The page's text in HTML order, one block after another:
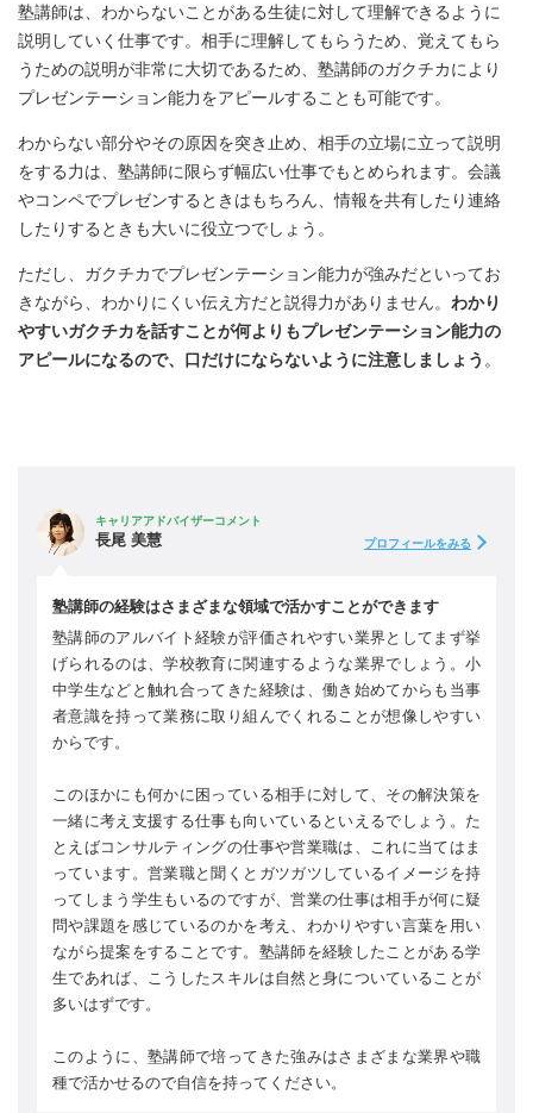
塾講師は、わからないことがある生徒に対して理解できるように
説明していく仕事です。相手に理解してもらうため、覚えてもら
うための説明が非常に大切であるため、塾講師のガクチカにより
プレゼンテーション能力をアピールすることも可能です。
わからない部分やその原因を突き止め、相手の立場に立って説明
をする力は、塾講師に限らず幅広い仕事でもとめられます。会議
やコンペでプレゼンするときはもちろん、情報を共有したり連絡
したりするときも大いに役立つでしょう。
ただし、ガクチカでプレゼンテーション能力が強みだといってお
きながら、わかりにくい伝え方だと説得力がありません。 わかり
やすいガクチカを話すことが何よりもプレゼンテーション能力の
アピールになるので、口だけにならないように注意しましょう 。
キャリアアドバイザーコメント
長尾 美慧 プロフィールをみる
塾講師の経験はさまざまな領域で活かすことができます
塾講師のアルバイト経験が評価されやすい業界としてまず挙
げられるのは、学校教育に関連するような業界でしょう。小
中学生などと触れ合ってきた経験は、働き始めてからも当事
者意識を持って業務に取り組んでくれることが想像しやすい
からです。
このほかにも何かに困っている相手に対して、その解決策を
一緒に考え支援する仕事も向いているといえるでしょう。た
とえばコンサルティングの仕事や営業職は、これに当てはま
っています。営業職と聞くとガツガツしているイメージを持
ってしまう学生もいるのですが、営業の仕事は相手が何に疑
問や課題を感じているのかを考え、わかりやすい言葉を用い
ながら提案をすることです。塾講師を経験したことがある学
生であれば、こうしたスキルは自然と身についていることが
多いはずです。
このように、塾講師で培ってきた強みはさまざまな業界や職
種で活かせるので自信を持ってください。